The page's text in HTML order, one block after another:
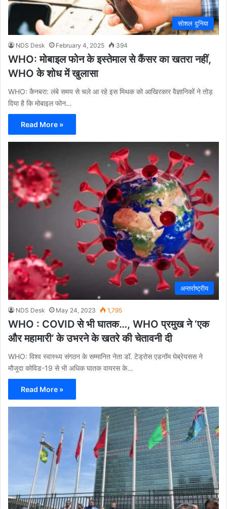
सोशल दुनिया
NDS Desk February 4, 2025 394
WHO: मोबाइल फोन के इस्तेमाल से कैंसर का खतरा नहीं,
WHO के शोध में खुलासा
WHO: कैनबरा: लंबे समय से चले आ रहे इस मिथक को आखिरकार वैज्ञानिकों ने तोड़
दिया है कि मोबाइल फोन…
Read More »
अन्तर्राष्ट्रीय
NDS Desk May 24, 2023 1,795
WHO : COVID से भी घातक…, WHO प्रमुख ने ‘एक
और महामारी’ के उभरने के खतरे की चेतावनी दी
WHO: विश्व स्वास्थ्य संगठन के सम्मानित नेता डॉ. टेड्रोस एडनॉम घेब्रेयसस ने
मौजूदा कोविड-19 से भी अधिक घातक वायरस के…
Read More »